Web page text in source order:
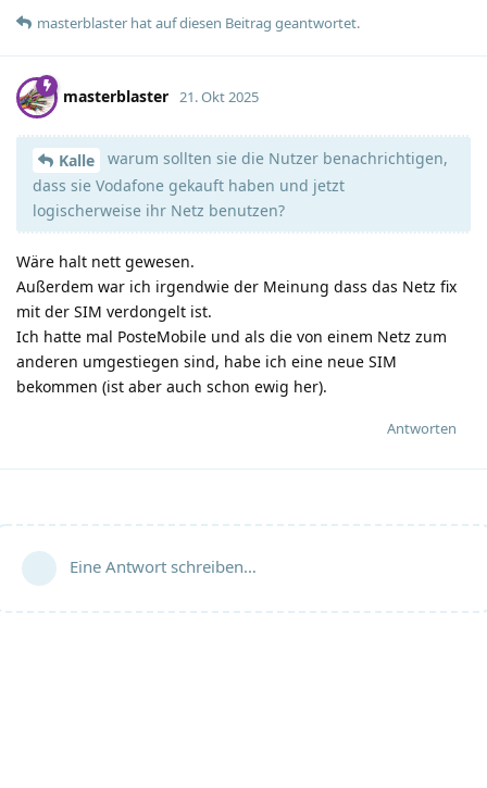
masterblaster hatauf diesen Beitrag geantwortet.
masterblaster 21. Okt 2025
Kalle
warum sollten sie die Nutzer benachrichtigen,
dass sie Vodafone gekauft haben und jetzt
logischerweise ihr Netz benutzen?
Wäre halt nett gewesen.
Außerdem war ich irgendwie der Meinung dass das Netz fix
mit der SIM verdongelt ist.
Ich hatte mal PosteMobile und als die von einem Netz zum
anderen umgestiegen sind, habe ich eine neue SIM
bekommen (ist aber auch schon ewig her).
Antworten
Eine Antwort schreiben…